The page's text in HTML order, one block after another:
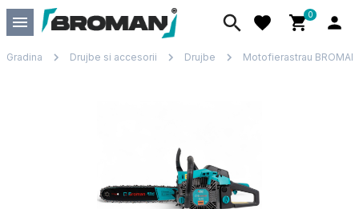
0
Gradina Drujbe si accesorii Drujbe Motofierastrau